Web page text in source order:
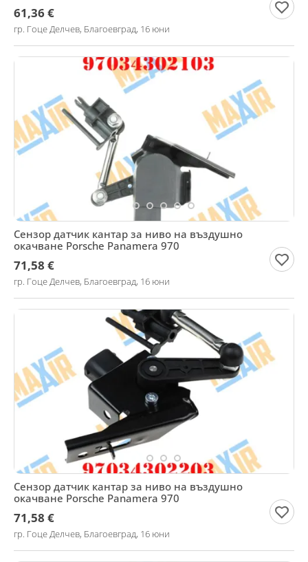
61,36 €
гр. Гоце Делчев, Благоевград, 16 юни
Сензор датчик кантар за ниво на въздушно
окачване Porsche Panamera 970
71,58 €
гр. Гоце Делчев, Благоевград, 16 юни
Сензор датчик кантар за ниво на въздушно
окачване Porsche Panamera 970
71,58 €
гр. Гоце Делчев, Благоевград, 16 юни